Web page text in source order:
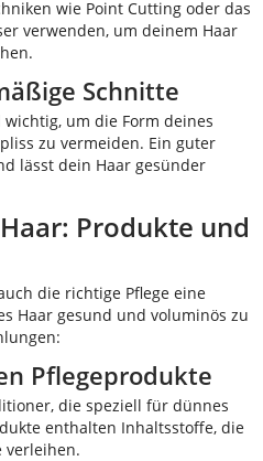
wie Point Cutting oder das
verwenden, um deinem Haar
Schnitte
um die Form deines
zu vermeiden. Ein guter
lässt dein Haar gesünder
Produkte und
die richtige Pflege eine
Haar gesund und voluminös zu
Pflegeprodukte
die speziell für dünnes
enthalten Inhaltsstoffe, die
verleihen.